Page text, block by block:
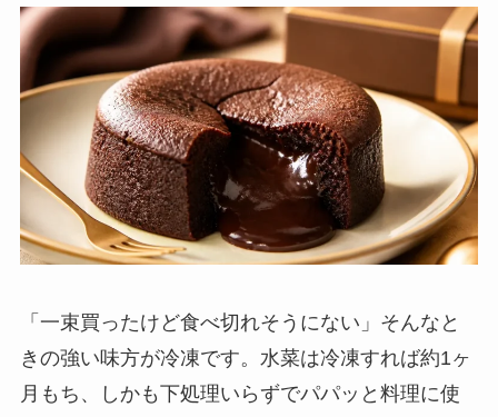
「一束買ったけど食べ切れそうにない」そんなと
きの強い味方が冷凍です。水菜は冷凍すれば約1ヶ
月もち、しかも下処理いらずでパパッと料理に使